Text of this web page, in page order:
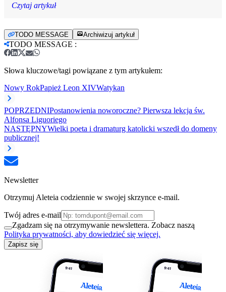
Czytaj artykuł
TODO MESSAGE Archiwizuj artykuł
TODO MESSAGE :
Słowa kluczowe/tagi powiązane z tym artykułem:
Nowy RokPapież Leon XIVWatykan
POPRZEDNIPostanowienia noworoczne? Pierwsza lekcja św.
Alfonsa Liguoriego
NASTĘPNYWielki poeta i dramaturg katolicki wszedł do domeny
publicznej!
Newsletter
Otrzymuj Aleteia codziennie w swojej skrzynce e-mail.
Twój adres e-mail
Zgadzam się na otrzymywanie newslettera. Zobacz naszą
Polityka prywatności, aby dowiedzieć się więcej.
Zapisz się